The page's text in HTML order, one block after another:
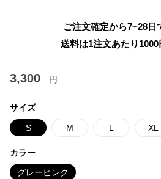
ご注文確定から7~28日
送料は1注文あたり 1000
3,300 円
サイズ
S M L XL
カラー
グレーピンク